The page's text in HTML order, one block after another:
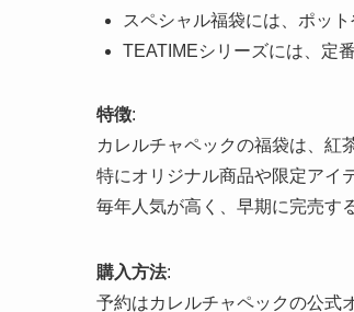
スペシャル福袋には、ポッ
TEATIMEシリーズには、定
特徴:
カレルチャペックの福袋は、紅
特にオリジナル商品や限定アイ
毎年人気が高く、早期に完売す
購入方法:
予約はカレルチャペックの公式